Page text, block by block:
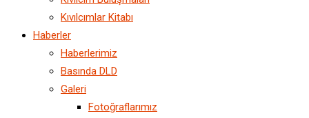
Kıvılcımlar Kitabı
Haberler
Haberlerimiz
Basında DLD
Galeri
Fotoğraflarımız